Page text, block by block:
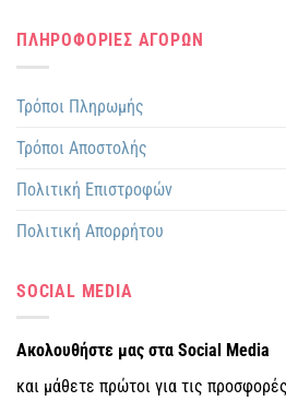
ΠΛΗΡΟΦΟΡΙΕΣ ΑΓΟΡΩΝ
Τρόποι Πληρωμής
Τρόποι Αποστολής
Πολιτική Επιστροφών
Πολιτική Απορρήτου
SOCIAL MEDIA
Ακολουθήστε μας στα Social Media
και μάθετε πρώτοι για τις